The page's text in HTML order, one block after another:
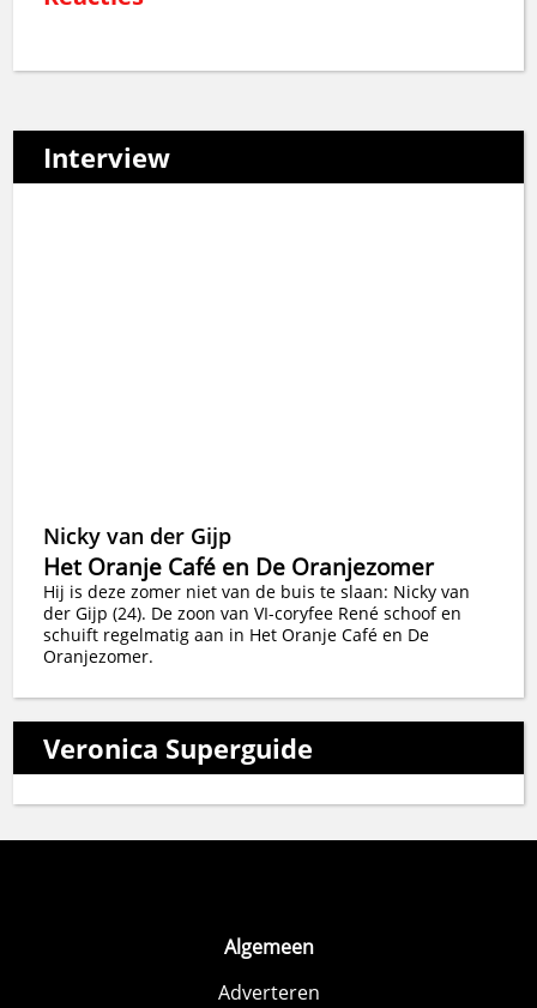
Interview
Nicky van der Gijp
Het Oranje Café en De Oranjezomer
Hij is deze zomer niet van de buis te slaan: Nicky van
der Gijp (24). De zoon van VI-coryfee René schoof en
schuift regelmatig aan in Het Oranje Café en De
Oranjezomer.
Veronica Superguide
Algemeen
Adverteren